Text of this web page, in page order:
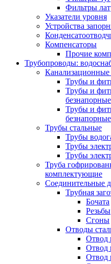
Фильтры
Указатели уровня
Устройства
Компенсаторы
Прочие
Трубопроводы:
Трубы и
Трубы и
безнапорные
Трубы и
Трубы стальные
Трубы
Трубы
Трубы
Труба
комплектующие
Соединительные
Трубная
Бочата
Резьбы
Сгоны
Отводы
Отвод
Отвод
Отвод